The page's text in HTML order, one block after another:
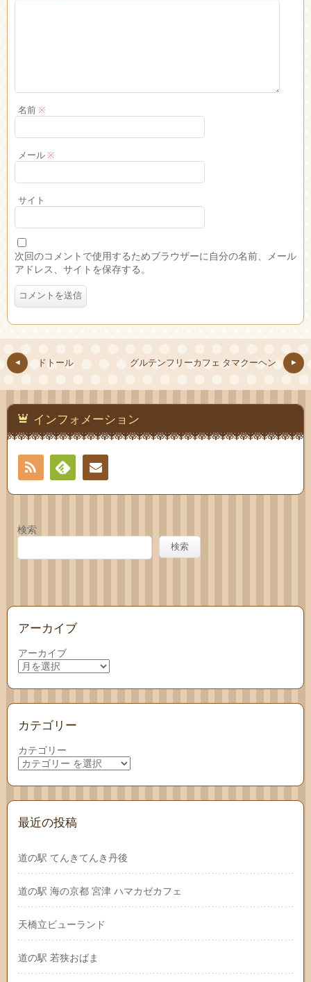
名前※
メール※
サイト
次回のコメントで使用するためブラウザーに自分の名前、メール
アドレス、サイトを保存する。
ドトール グルテンフリーカフェ タマクーヘン
インフォメーション
RSS
Feedlyお問
検索
検索
アーカイブ
アーカイブ
カテゴリー
カテゴリー
最近の投稿
道の駅 てんきてんき丹後
道の駅 海の京都 宮津 ハマカゼカフェ
天橋立ビューランド
道の駅 若狭おばま